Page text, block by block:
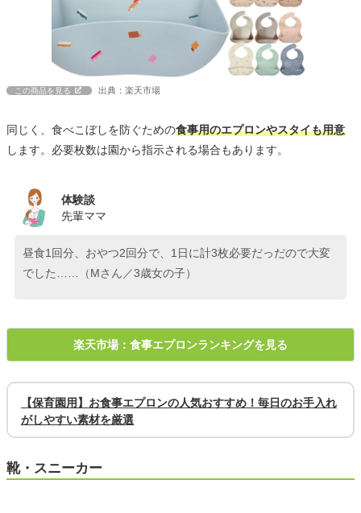
この商品を見る 出典：楽天市場
同じく、食べこぼしを防ぐための食事用のエプロンやスタイも用意
します。必要枚数は園から指示される場合もあります。
体験談
先輩ママ
昼食1回分、おやつ2回分で、1日に計3枚必要だっだので大変
でした……（Mさん／3歳女の子）
楽天市場：食事エプロンランキングを見る
【保育園用】お食事エプロンの人気おすすめ！毎日のお手入れ
がしやすい素材を厳選
靴・スニーカー